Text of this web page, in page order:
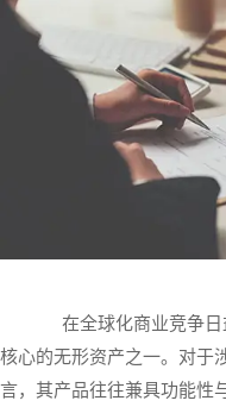
在全球化商业竞争日
核心的无形资产之一。对于
言，其产品往往兼具功能性